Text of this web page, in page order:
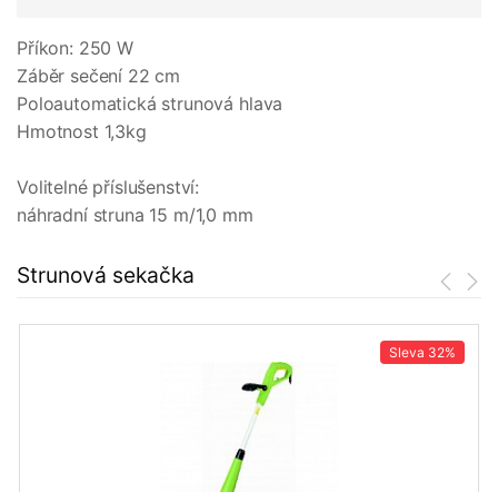
Příkon: 250 W
Záběr sečení 22 cm
Poloautomatická strunová hlava
Hmotnost 1,3kg
Volitelné příslušenství:
náhradní struna 15 m/1,0 mm
Strunová sekačka
Sleva 32%